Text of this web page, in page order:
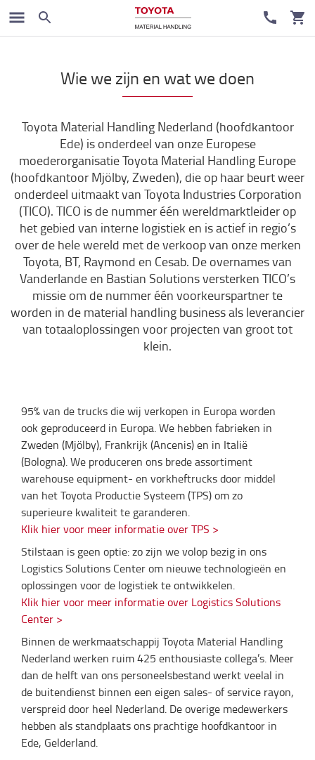
Werken bij Toyota
Wie we zijn en wat we doen
Toyota Material Handling Nederland (hoofdkantoor
Ede) is onderdeel van onze Europese
moederorganisatie Toyota Material Handling Europe
(hoofdkantoor Mjölby, Zweden), die op haar beurt weer
onderdeel uitmaakt van Toyota Industries Corporation
(TICO). TICO is de nummer één wereldmarktleider op
het gebied van interne logistiek en is actief in regio’s
over de hele wereld met de verkoop van onze merken
Toyota, BT, Raymond en Cesab. De overnames van
Vanderlande en Bastian Solutions versterken TICO’s
missie om de nummer één voorkeurspartner te
worden in de material handling business als leverancier
van totaaloplossingen voor projecten van groot tot
klein.
95% van de trucks die wij verkopen in Europa worden
ook geproduceerd in Europa. We hebben fabrieken in
Zweden (Mjölby), Frankrijk (Ancenis) en in Italië
(Bologna). We produceren ons brede assortiment
warehouse equipment- en vorkheftrucks door middel
van het Toyota Productie Systeem (TPS) om zo
superieure kwaliteit te garanderen.
Klik hier voor meer informatie over TPS >
Stilstaan is geen optie: zo zijn we volop bezig in ons
Logistics Solutions Center om nieuwe technologieën en
oplossingen voor de logistiek te ontwikkelen.
Klik hier voor meer informatie over Logistics Solutions
Center >
Binnen de werkmaatschappij Toyota Material Handling
Nederland werken ruim 425 enthousiaste collega’s. Meer
dan de helft van ons personeelsbestand werkt veelal in
de buitendienst binnen een eigen sales- of service rayon,
verspreid door heel Nederland. De overige medewerkers
hebben als standplaats ons prachtige hoofdkantoor in
Ede, Gelderland.